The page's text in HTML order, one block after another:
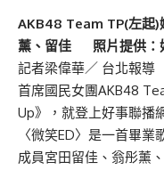
AKB48 Team TP(左起)
薰、留佳 照片提供：
記者梁偉華／ 台北報導
首席國民女團AKB48
Up》，就登上好事聯播
〈微笑ED〉是一首畢
成員宮田留佳、翁彤薰